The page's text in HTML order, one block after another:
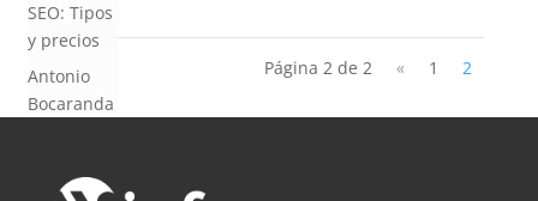
Página 2 de 2 « 1 2
SEO: Tipos
y precios
Antonio
Bocaranda
invertir en